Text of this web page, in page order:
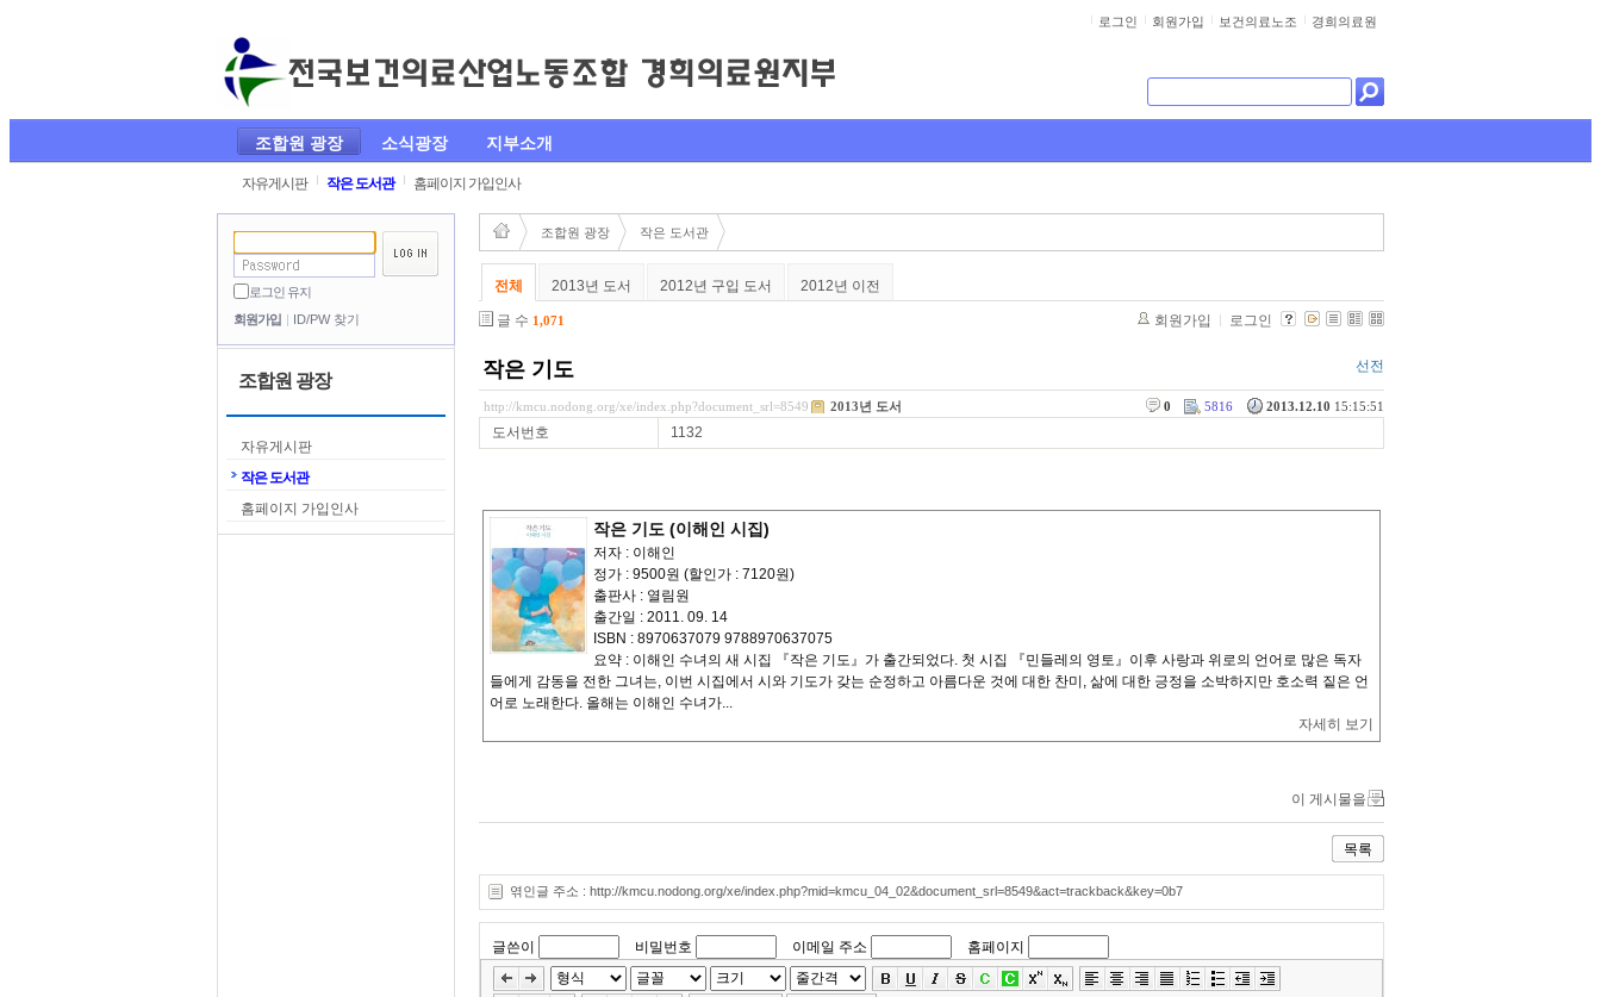
로그인 회원가입 보건의료노조 경희의료원
조합원 광장 소식광장 지부소개
자유게시판 작은 도서관 홈페이지 가입인사
로그인 유지
회원가입
ID/PW 찾기
조합원 광장
자유게시판
작은 도서관
홈페이지 가입인사
조합원 광장 작은 도서관
전체 2013년 도서 2012년 구입 도서 2012년 이전
글 수 1,071 회원가입 로그인
작은 기도 선전
http://kmcu.nodong.org/xe/index.php?document_srl=8549 2013.12.10 15:15:51
5816
0
2013년 도서
도서번호 1132
작은 기도 (이해인 시집)
저자 : 이해인
정가 : 9500원 (할인가 : 7120원)
출판사 : 열림원
출간일 : 2011. 09. 14
ISBN : 8970637079 9788970637075
요약 : 이해인 수녀의 새 시집 『작은 기도』가 출간되었다. 첫 시집 『민들레의 영토』이후 사랑과 위로의 언어로 많은 독자
들에게 감동을 전한 그녀는, 이번 시집에서 시와 기도가 갖는 순정하고 아름다운 것에 대한 찬미, 삶에 대한 긍정을 소박하지만 호소력 짙은 언
어로 노래한다. 올해는 이해인 수녀가...
자세히 보기
이 게시물을
목록
엮인글 주소 : http://kmcu.nodong.org/xe/index.php?mid=kmcu_04_02&document_srl=8549&act=trackback&key=0b7
글쓴이 비밀번호 이메일 주소
홈페이지